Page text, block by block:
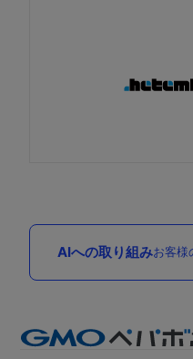
AIへの取り組みお客様